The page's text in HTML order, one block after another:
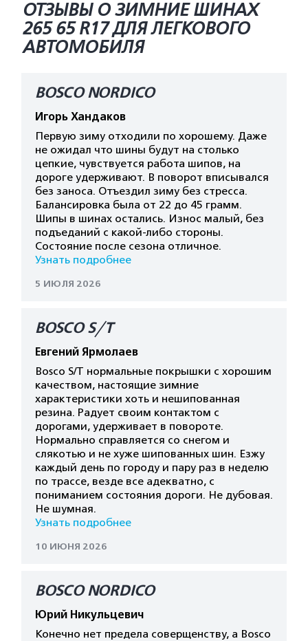
ОТЗЫВЫ О ЗИМНИЕ ШИНАХ
265 65 R17 ДЛЯ ЛЕГКОВОГО
АВТОМОБИЛЯ
BOSCO NORDICO
Игорь Хандаков
Первую зиму отходили по хорошему. Даже
не ожидал что шины будут на столько
цепкие, чувствуется работа шипов, на
дороге удерживают. В поворот вписывался
без заноса. Отъездил зиму без стресса.
Балансировка была от 22 до 45 грамм.
Шипы в шинах остались. Износ малый, без
подъеданий с какой-либо стороны.
Состояние после сезона отличное.
Узнать подробнее
5 ИЮЛЯ 2026
BOSCO S/T
Евгений Ярмолаев
Bosco S/T нормальные покрышки с хорошим
качеством, настоящие зимние
характеристики хоть и нешипованная
резина. Радует своим контактом с
дорогами, удерживает в повороте.
Нормально справляется со снегом и
слякотью и не хуже шипованных шин. Езжу
каждый день по городу и пару раз в неделю
по трассе, везде все адекватно, с
пониманием состояния дороги. Не дубовая.
Не шумная.
Узнать подробнее
10 ИЮНЯ 2026
BOSCO NORDICO
Юрий Никульцевич
Конечно нет предела соверщенству, а Bosco